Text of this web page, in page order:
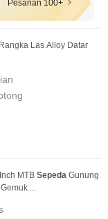
Pesanan 100+
Las Alloy Datar
MTB Sepeda Gunung
...